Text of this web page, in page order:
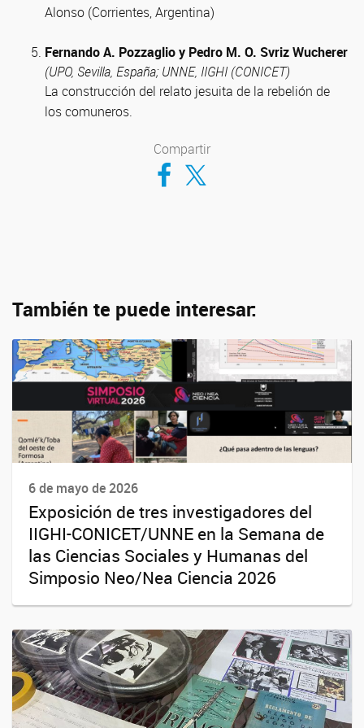
Alonso (Corrientes, Argentina)
Fernando A. Pozzaglio y Pedro M. O. Svriz Wucherer
(UPO, Sevilla, España; UNNE, IIGHI (CONICET)
La construcción del relato jesuita de la rebelión de
los comuneros.
Compartir
Compartir en Facebook
Compartir en Twitter
También te puede interesar:
6 de mayo de 2026
Exposición de tres investigadores del
IIGHI-CONICET/UNNE en la Semana de
las Ciencias Sociales y Humanas del
Simposio Neo/Nea Ciencia 2026